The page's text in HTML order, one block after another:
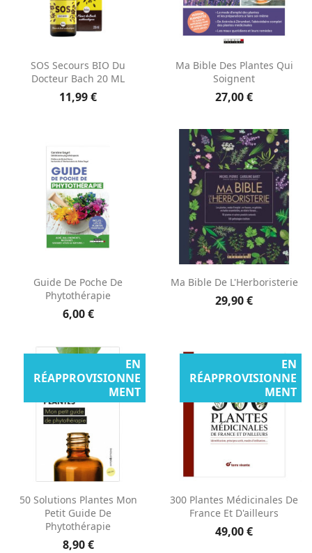
SOS Secours BIO Du
Docteur Bach 20 ML
11,99 €
Ma Bible Des Plantes Qui
Soignent
27,00 €
Guide De Poche De
Phytothérapie
6,00 €
Ma Bible De L'Herboristerie
29,90 €
50 Solutions Plantes Mon
Petit Guide De
Phytothérapie
8,90 €
EN
RÉAPPROVISIONNE
MENT
300 Plantes Médicinales De
France Et D'ailleurs
49,00 €
EN
RÉAPPROVISIONNE
MENT